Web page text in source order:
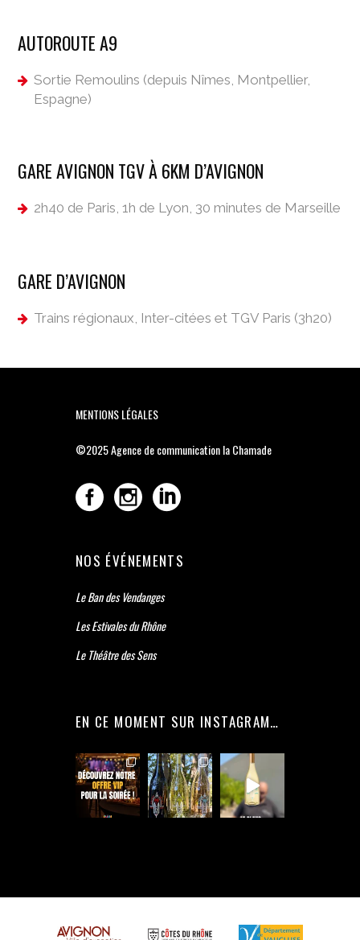
AUTOROUTE A9
Sortie Remoulins (depuis Nîmes, Montpellier,
Espagne)
GARE AVIGNON TGV À 6KM D’AVIGNON
2h40 de Paris, 1h de Lyon, 30 minutes de Marseille
GARE D’AVIGNON
Trains régionaux, Inter-citées et TGV Paris (3h20)
MENTIONS LÉGALES
©2025Agence de communication la Chamade
NOS ÉVÉNEMENTS
Le Ban des Vendanges
Les Estivales du Rhône
Le Théâtre des Sens
EN CE MOMENT SUR INSTAGRAM…